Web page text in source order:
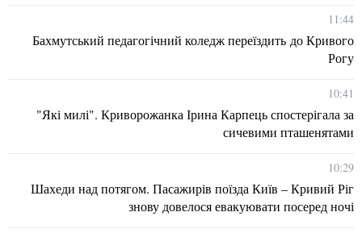
11:44
Бахмутський педагогічний коледж переїздить до Кривого
Рогу
10:41
"Які милі". Криворожанка Ірина Карпець спостерігала за
сичевими пташенятами
10:29
Шахеди над потягом. Пасажирів поїзда Київ – Кривий Ріг
знову довелося евакуювати посеред ночі